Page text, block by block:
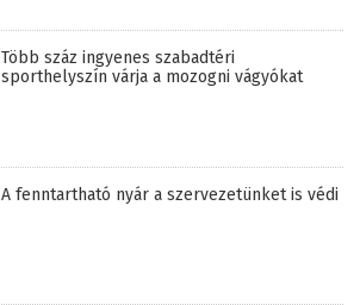
Több száz ingyenes szabadtéri
sporthelyszín várja a mozogni vágyókat
A fenntartható nyár a szervezetünket is védi